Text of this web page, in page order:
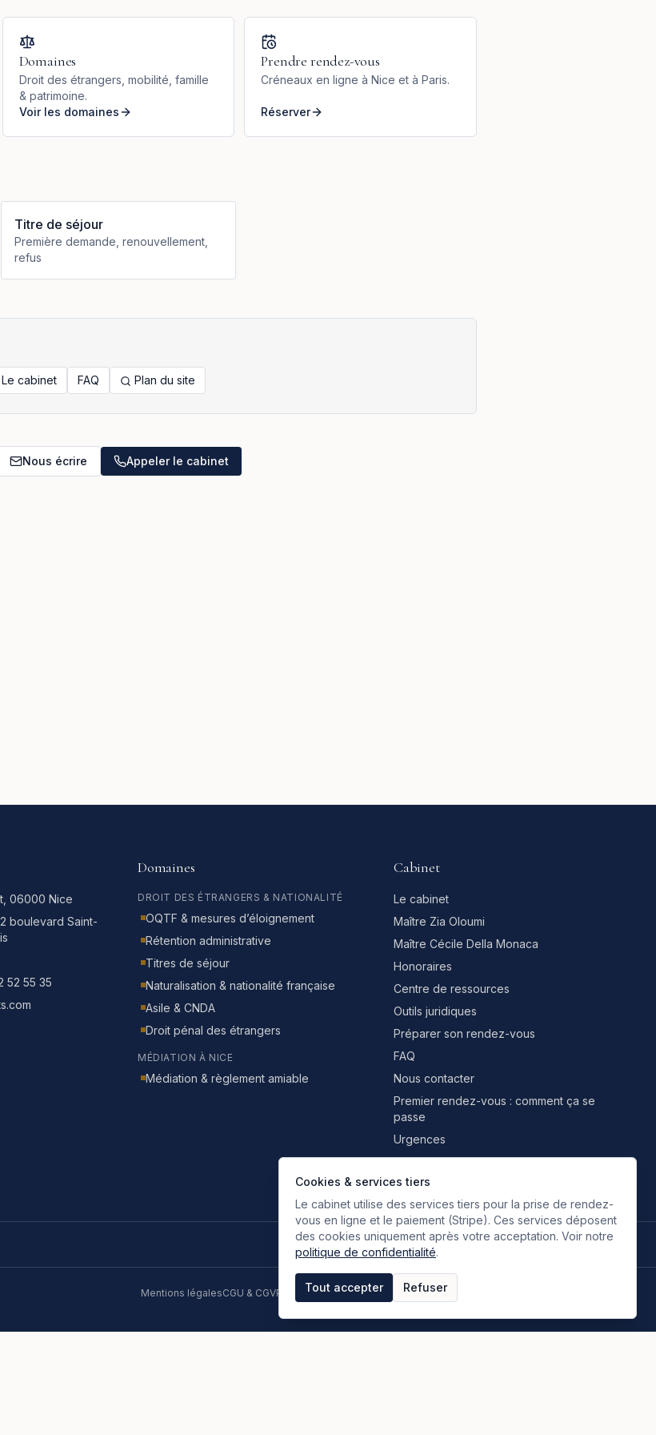
Cookies & services tiers
Le cabinet utilise des services tiers pour la prise de rendez-
vous en ligne et le paiement (Stripe). Ces services déposent
des cookies uniquement après votre acceptation. Voir notre
politique de confidentialité.
Tout accepter Refuser
Domaines
Droit des étrangers, mobilité, famille
& patrimoine.
Voir les domaines
Prendre rendez-vous
Créneaux en ligne à Nice et à Paris.
Réserver
Titre de séjour
Première demande, renouvellement,
refus
Le cabinet FAQ Plan du site
Nous écrire Appeler le cabinet
06000 Nice
boulevard Saint-
52 55 35
Domaines
DROIT DES ÉTRANGERS & NATIONALITÉ
OQTF & mesures d’éloignement
Rétention administrative
Titres de séjour
Naturalisation & nationalité française
Asile & CNDA
Droit pénal des étrangers
MÉDIATION À NICE
Médiation & règlement amiable
Cabinet
Le cabinet
Maître Zia Oloumi
Maître Cécile Della Monaca
Honoraires
Centre de ressources
Outils juridiques
Préparer son rendez-vous
FAQ
Nous contacter
Premier rendez-vous : comment ça se
passe
Urgences
Professionnels & partenaires
🇫🇷
Français
FR 🇬🇧
AnglaisEN 🇮🇹IT🇪🇸ES🇷🇺 RU🇮🇷FA
Mentions légalesCGU & CGVPolitique de confidentialité Espace clients